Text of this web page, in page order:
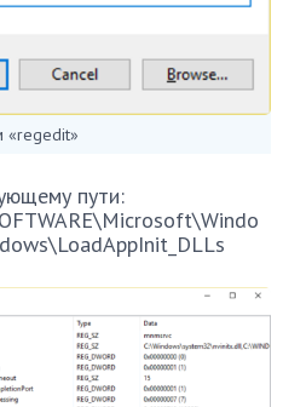
«regedit»
пути: